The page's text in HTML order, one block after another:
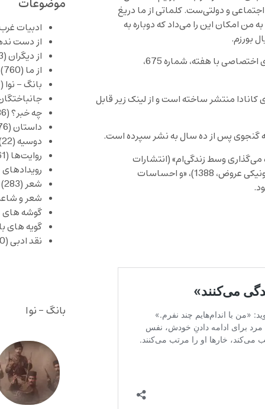
و دولتی‌ست. کلماتی از ما دریغ
امکان این را می‌داد که دوباره به
بورزم.
بازگرداندن صداهای غایب در غربت، مهدی گنجوی در گفتگوی اختصاصی با هفته، شماره 675،
کانادا منتشر ساخته است و از لینک زیر قابل
گنجوی پس از ده سال به نشر سپرده است.
وسط زندگی‌ام» (انتشارات
جامه‌دران، ۱۳۸۸)، «کلماتی که وغیره را پر می‌کنند» (انتشارات الکترونیکی عروض، 1388)، «و احساسات
موضوعات
ادبیات
از دست
از دیگران(253)
از ما (760)
بانگ – نوا (357)
چه خبر؟(1,086)
داستان(376)
دوسیه(22)
روایت‌ها (61)
شعر (283)
شعر و
گوشه های
گویه های
نقد ادبی(430)
بانگ - نوا